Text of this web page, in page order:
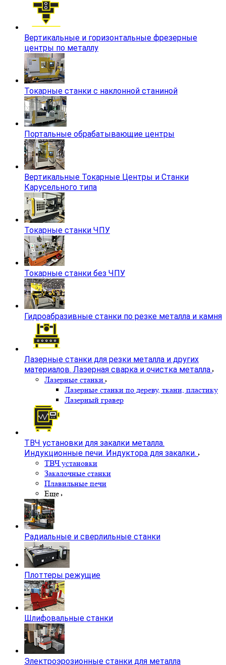
Вертикальные и горизонтальные фрезерные
центры по металлу
Токарные станки с наклонной станиной
Портальные обрабатывающие центры
Вертикальные Токарные Центры и Станки
Карусельного типа
Токарные станки ЧПУ
Токарные станки без ЧПУ
Гидроабразивные станки по резке металла и камня
Лазерные станки для резки металла и других
материалов. Лазерная сварка и очистка металла
Лазерные станки
Лазерные станки по дереву, ткани, пластику
Лазерный гравер
ТВЧ установки для закалки металла.
Индукционные печи. Индуктора для закалки.
ТВЧ установки
Закалочные станки
Плавильные печи
Еще
Радиальные и сверлильные станки
Плоттеры режущие
Шлифовальные станки
Электроэрозионные станки для металла